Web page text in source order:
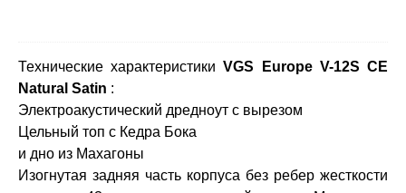
Технические характеристикиVGS Europe V-12S CE
Natural Satin :
Электроакустический дредноут с вырезом
Цельный топ с Кедра Бока
и дно из Махагоны
Изогнутая задняя часть корпуса без ребер жесткости